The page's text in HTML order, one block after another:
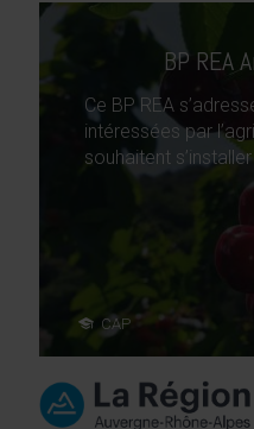
BP REA
Ce BP REA
intéressées par
souhaitent
CAP